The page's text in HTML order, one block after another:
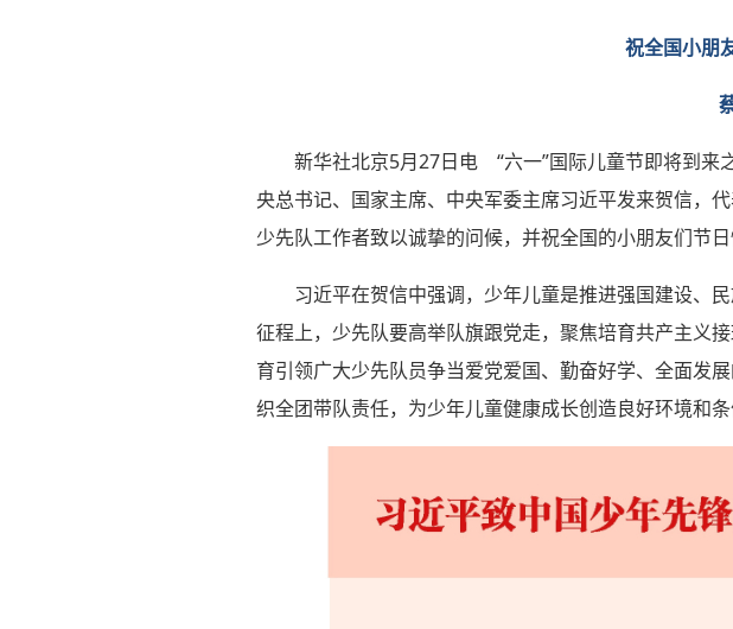
祝全国小朋
新华社北京5月27日电 “六一”国际儿童节即将到来
央总书记、国家主席、中央军委主席习近平发来贺信，
少先队工作者致以诚挚的问候，并祝全国的小朋友们节日
习近平在贺信中强调，少年儿童是推进强国建设、
征程上，少先队要高举队旗跟党走，聚焦培育共产主义
育引领广大少先队员争当爱党爱国、勤奋好学、全面发
织全团带队责任，为少年儿童健康成长创造良好环境和